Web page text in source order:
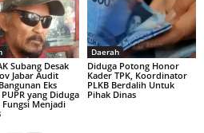
Subang Desak
Jabar Audit
Eks
yang Diduga
Fungsi Menjadi
Daerah
Diduga Potong Honor
Kader TPK, Koordinator
PLKB Berdalih Untuk
Pihak Dinas